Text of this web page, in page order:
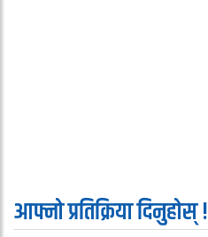
आफ्नो प्रतिक्रिया दिनुहोस् !